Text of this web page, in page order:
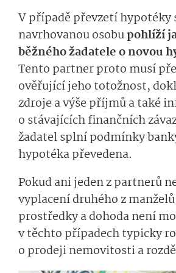
V případě převzetí hypotéky
navrhovanou osobupohlíží
běžného žadatele o novou
Tento partner proto musí
ověřující jeho totožnost,
zdroje a výše příjmů a také
o stávajících finančních
žadatel splní podmínky
hypotéka převedena.
Pokud ani jeden z partnerů
vyplacení druhého z
prostředky a dohoda není
v těchto případech typicky
o prodeji nemovitosti a